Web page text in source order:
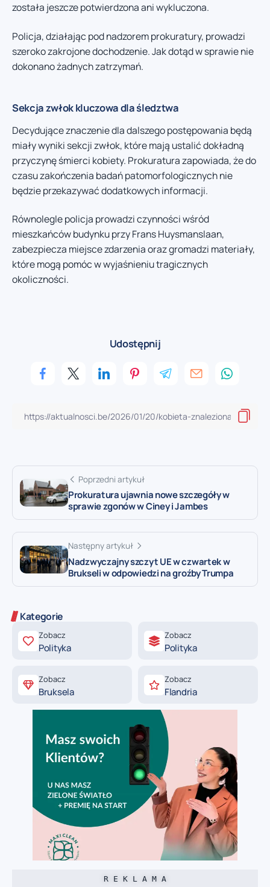
została jeszcze potwierdzona ani wykluczona.
Policja, działając pod nadzorem prokuratury, prowadzi
szeroko zakrojone dochodzenie. Jak dotąd w sprawie nie
dokonano żadnych zatrzymań.
Sekcja zwłok kluczowa dla śledztwa
Decydujące znaczenie dla dalszego postępowania będą
miały wyniki sekcji zwłok, które mają ustalić dokładną
przyczynę śmierci kobiety. Prokuratura zapowiada, że do
czasu zakończenia badań patomorfologicznych nie
będzie przekazywać dodatkowych informacji.
Równolegle policja prowadzi czynności wśród
mieszkańców budynku przy Frans Huysmanslaan,
zabezpiecza miejsce zdarzenia oraz gromadzi materiały,
które mogą pomóc w wyjaśnieniu tragicznych
okoliczności.
Udostępnij
Poprzedni artykuł
Prokuratura ujawnia nowe szczegóły w
sprawie zgonów w Ciney i Jambes
Następny artykuł
Nadzwyczajny szczyt UE w czwartek w
Brukseli w odpowiedzi na groźby Trumpa
Kategorie
Zobacz
Polityka
Zobacz
Polityka
Zobacz
Bruksela
Zobacz
Flandria
R E K L A M A